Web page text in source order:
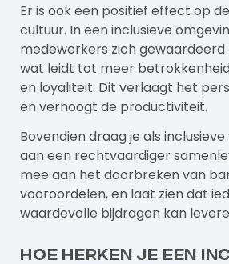
Er is ook een positief effect op
cultuur. In een inclusieve
medewerkers zich gewaardeerd
wat leidt tot meer
en loyaliteit. Dit verlaagt het
en verhoogt de productiviteit.
Bovendien draag je als
aan een rechtvaardiger
mee aan het doorbreken van
vooroordelen, en laat zien dat
waardevolle bijdragen kan
Hoe herken je een